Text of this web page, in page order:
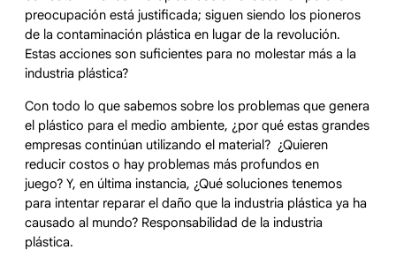
preocupación está justificada; siguen siendo los pioneros
de la contaminación plástica en lugar de la revolución.
Estas acciones son suficientes para no molestar más a la
industria plástica?
Con todo lo que sabemos sobre los problemas que genera
el plástico para el medio ambiente, ¿por qué estas grandes
empresas continúan utilizando el material? ¿Quieren
reducir costos o hay problemas más profundos en
juego? Y, en última instancia, ¿Qué soluciones tenemos
para intentar reparar el daño que la industria plástica ya ha
causado al mundo? Responsabilidad de la industria
plástica.